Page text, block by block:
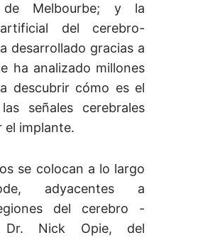
de Melbourbe; y la
del cerebro-
desarrollado gracias a
ha analizado millones
descubrir cómo es el
señales cerebrales
el implante.
se colocan a lo largo
adyacentes a
del cerebro -
Nick Opie, del